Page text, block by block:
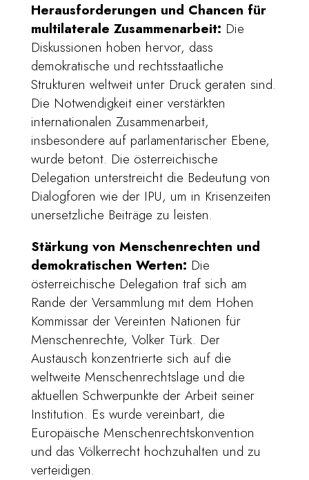
Herausforderungen und Chancen für
multilaterale Zusammenarbeit: Die
Diskussionen hoben hervor, dass
demokratische und rechtsstaatliche
Strukturen weltweit unter Druck geraten sind.
Die Notwendigkeit einer verstärkten
internationalen Zusammenarbeit,
insbesondere auf parlamentarischer Ebene,
wurde betont. Die österreichische
Delegation unterstreicht die Bedeutung von
Dialogforen wie der IPU, um in Krisenzeiten
unersetzliche Beiträge zu leisten.
Stärkung von Menschenrechten und
demokratischen Werten: Die
österreichische Delegation traf sich am
Rande der Versammlung mit dem Hohen
Kommissar der Vereinten Nationen für
Menschenrechte, Volker Türk. Der
Austausch konzentrierte sich auf die
weltweite Menschenrechtslage und die
aktuellen Schwerpunkte der Arbeit seiner
Institution. Es wurde vereinbart, die
Europäische Menschenrechtskonvention
und das Völkerrecht hochzuhalten und zu
verteidigen.